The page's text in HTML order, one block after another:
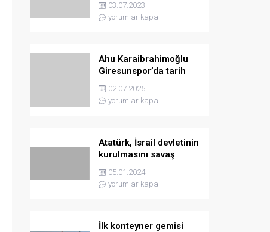
03.07.2023
yorumlar kapalı
Ahu Karaibrahimoğlu
Giresunspor’da tarih
yazmaya hazırlanıyor
02.07.2025
yorumlar kapalı
Atatürk, İsrail devletinin
kurulmasını savaş
sebebi olarak ilân
etmişti
05.01.2024
yorumlar kapalı
İlk konteyner gemisi